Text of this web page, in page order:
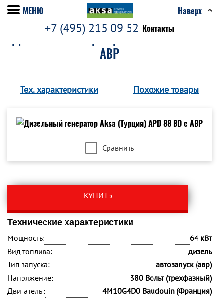
+7 (495) 215 09 52 Контакты
МЕНЮ Наверх
Дизельный генератор Aksa APD 88 BD c
АВР
Тех. характеристики Похожие товары
Сравнить
КУПИТЬ
Технические характеристики
Мощность:
64 кВт
Вид топлива:
дизель
Тип запуска:
автозапуск (авр)
Напряжение:
380 Вольт (трехфазный)
Двигатель :
4M10G4D0 Baudouin (Франция)